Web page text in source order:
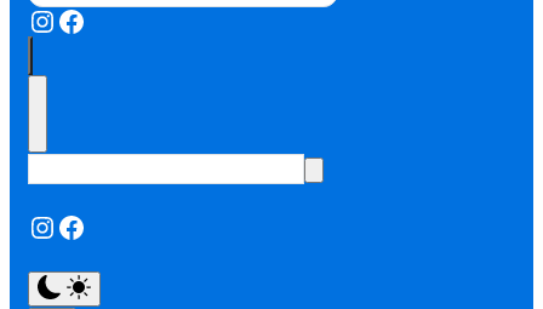
Instagram
Facebook
Instagram
Facebook